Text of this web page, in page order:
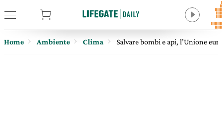
Home Ambiente Clima Salvare bombi e api, l’Unione